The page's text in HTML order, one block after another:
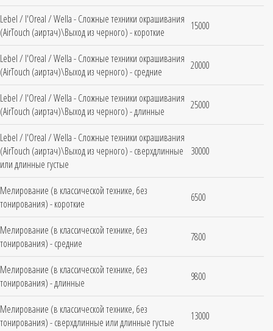
Lebel / l'Oreal / Wella - Сложные техники окрашивания
(AirTouch (аиртач)\Выход из черного) - короткие
15000
Lebel / l'Oreal / Wella - Сложные техники окрашивания
(AirTouch (аиртач)\Выход из черного) - средние
20000
Lebel / l'Oreal / Wella - Сложные техники окрашивания
(AirTouch (аиртач)\Выход из черного) - длинные
25000
Lebel / l'Oreal / Wella - Сложные техники окрашивания
(AirTouch (аиртач)\Выход из черного) - сверхдлинные
или длинные густые
30000
Мелирование (в классической технике, без
тонирования) - короткие
6500
Мелирование (в классической технике, без
тонирования) - средние
7800
Мелирование (в классической технике, без
тонирования) - длинные
9800
Мелирование (в классической технике, без
тонирования) - сверхдлинные или длинные густые
13000